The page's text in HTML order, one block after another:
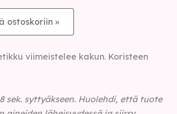
ostoskoriin »
viimeistelee kakun. Koristeen
sek. syttyäkseen. Huolehdi, että tuote